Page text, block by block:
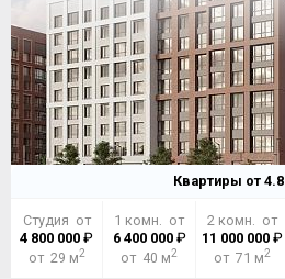
Квартиры от 4.8
Студия от
4 800 000 ₽
от 29 м2
1 комн. от
6 400 000₽
от 40 м2
2 комн. от
11 000 000₽
от 71 м2